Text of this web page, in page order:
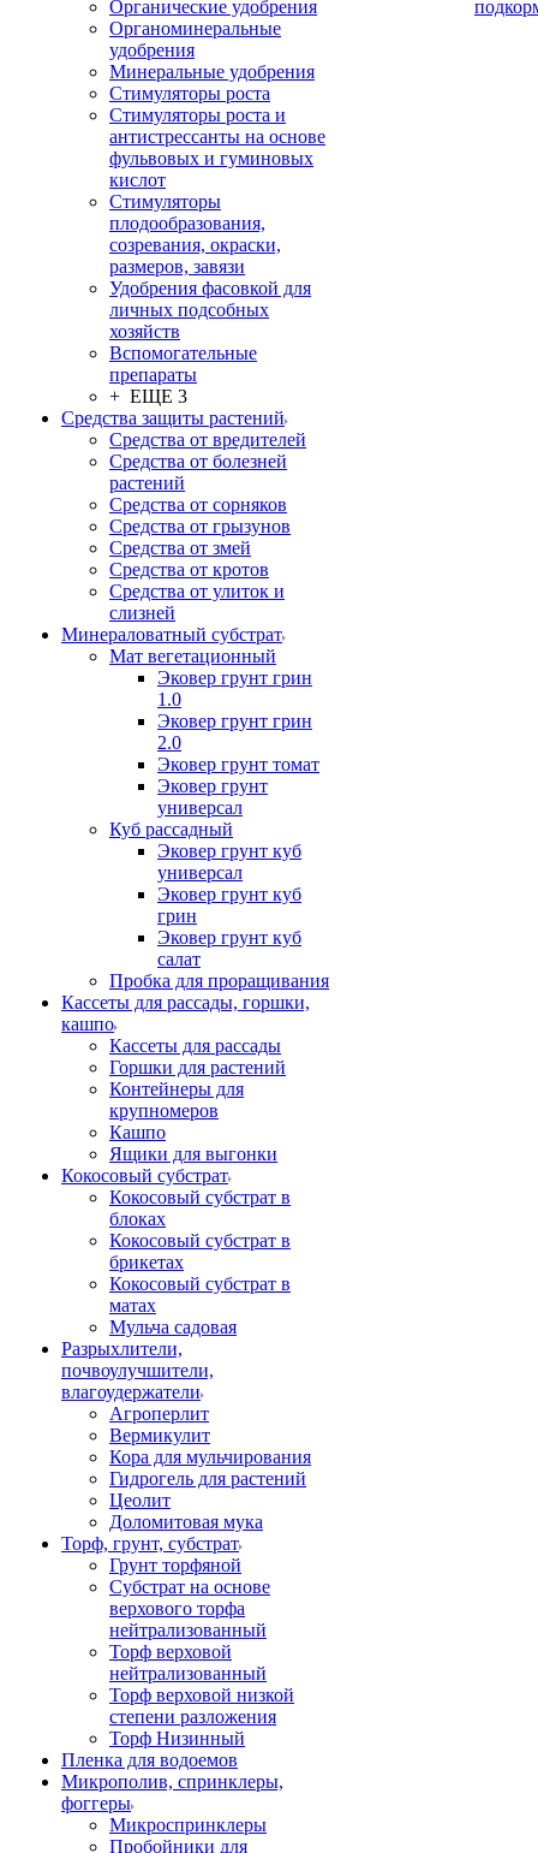
Органические удобрения
Органоминеральные
удобрения
Минеральные удобрения
Стимуляторы роста
Стимуляторы роста и
антистрессанты на основе
фульвовых и гуминовых
кислот
Стимуляторы
плодообразования,
созревания, окраски,
размеров, завязи
Удобрения фасовкой для
личных подсобных
хозяйств
Вспомогательные
препараты
+ ЕЩЕ 3
Средства защиты растений
Средства от вредителей
Средства от болезней
растений
Средства от сорняков
Средства от грызунов
Средства от змей
Средства от кротов
Средства от улиток и
слизней
Минераловатный субстрат
Мат вегетационный
Эковер грунт грин
1.0
Эковер грунт грин
2.0
Эковер грунт томат
Эковер грунт
универсал
Куб рассадный
Эковер грунт куб
универсал
Эковер грунт куб
грин
Эковер грунт куб
салат
Пробка для проращивания
Кассеты для рассады, горшки,
кашпо
Кассеты для рассады
Горшки для растений
Контейнеры для
крупномеров
Кашпо
Ящики для выгонки
Кокосовый субстрат
Кокосовый субстрат в
блоках
Кокосовый субстрат в
брикетах
Кокосовый субстрат в
матах
Мульча садовая
Разрыхлители,
почвоулучшители,
влагоудержатели
Агроперлит
Вермикулит
Кора для мульчирования
Гидрогель для растений
Цеолит
Доломитовая мука
Торф, грунт, субстрат
Грунт торфяной
Субстрат на основе
верхового торфа
нейтрализованный
Торф верховой
нейтрализованный
Торф верховой низкой
степени разложения
Торф Низинный
Пленка для водоемов
Микрополив, спринклеры,
фоггеры
Микроспринклеры
Пробойники для